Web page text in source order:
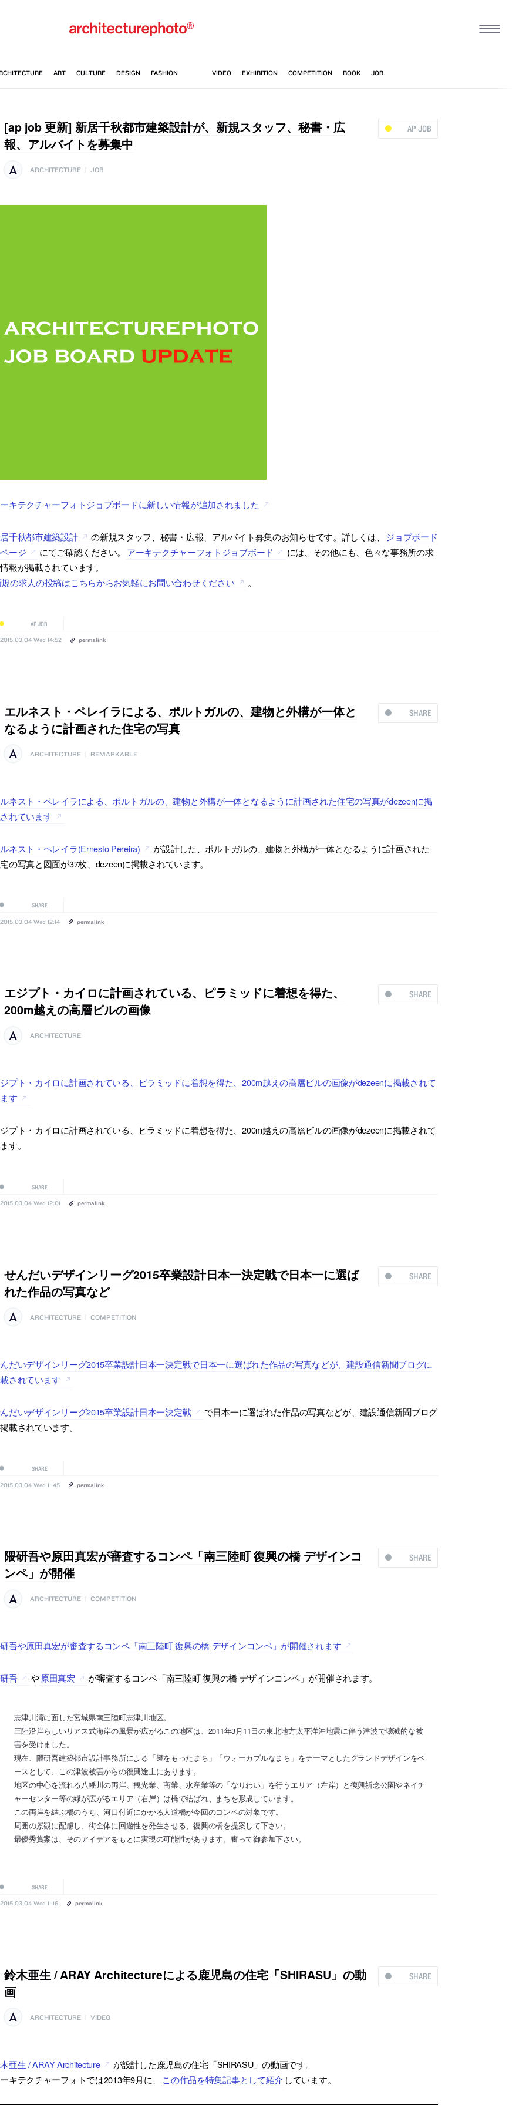
AP JOB
[ap job 更新] 新居千秋都市建築設計が、新規スタッフ、秘書・広
報、アルバイトを募集中
ARCHITECTURE | JOB
キテクチャーフォトジョブボードに新しい情報が追加されました
千秋都市建築設計 の新規スタッフ、秘書・広報、アルバイト募集のお知らせです。詳しくは、
ジョブボード
ージ
にてご確認ください。 アーキテクチャーフォトジョブボード
には、その他にも、色々な事務所の求
報が掲載されています。
の求人の投稿はこちらからお気軽にお問い合わせください
。
AP JOB
2015.03.04 Wed 14:52 permalink
SHARE
エルネスト・ペレイラによる、ポルトガルの、建物と外構が一体と
なるように計画された住宅の写真
ARCHITECTURE | REMARKABLE
ネスト・ペレイラによる、ポルトガルの、建物と外構が一体となるように計画された住宅の写真がdezeenに掲
れています
ネスト・ペレイラ(Ernesto Pereira)
が設計した、ポルトガルの、建物と外構が一体となるように計画された
の写真と図面が37枚、dezeenに掲載されています。
SHARE
2015.03.04 Wed 12:14 permalink
SHARE
エジプト・カイロに計画されている、ピラミッドに着想を得た、
200m越えの高層ビルの画像
ARCHITECTURE
プト・カイロに計画されている、ピラミッドに着想を得た、200m越えの高層ビルの画像がdezeenに掲載されて
す
プト・カイロに計画されている、ピラミッドに着想を得た、200m越えの高層ビルの画像がdezeenに掲載されて
す。
SHARE
2015.03.04 Wed 12:01 permalink
SHARE
せんだいデザインリーグ2015卒業設計日本一決定戦で日本一に選ば
れた作品の写真など
ARCHITECTURE | COMPETITION
だいデザインリーグ2015卒業設計日本一決定戦で日本一に選ばれた作品の写真などが、建設通信新聞ブログに
されています
だいデザインリーグ2015卒業設計日本一決定戦
で日本一に選ばれた作品の写真などが、建設通信新聞ブログ
載されています。
SHARE
2015.03.04 Wed 11:45 permalink
SHARE
隈研吾や原田真宏が審査するコンペ「南三陸町 復興の橋 デザインコ
ンペ」が開催
ARCHITECTURE COMPETITION
吾や原田真宏が審査するコンペ「南三陸町 復興の橋 デザインコンペ」が開催されます
吾 や原田真宏 が審査するコンペ「南三陸町 復興の橋 デザインコンペ」が開催されます。
志津川湾に面した宮城県南三陸町志津川地区。
三陸沿岸らしいリアス式海岸の風景が広がるこの地区は、2011年3月11日の東北地方太平洋沖地震に伴う津波で壊滅的な被
害を受けました。
現在、隈研吾建築都市設計事務所による「襞をもったまち」「ウォーカブルなまち」をテーマとしたグランドデザインをベ
ースとして、この津波被害からの復興途上にあります。
地区の中心を流れる八幡川の両岸、観光業、商業、水産業等の「なりわい」を行うエリア（左岸）と復興祈念公園やネイチ
ャーセンター等の緑が広がるエリア（右岸）は橋で結ばれ、まちを形成しています。
この両岸を結ぶ橋のうち、河口付近にかかる人道橋が今回のコンペの対象です。
周囲の景観に配慮し、街全体に回遊性を発生させる、復興の橋を提案して下さい。
最優秀賞案は、そのアイデアをもとに実現の可能性があります。奮って御参加下さい。
SHARE
2015.03.04 Wed 11:16 permalink
SHARE
鈴木亜生 / ARAY Architectureによる鹿児島の住宅「SHIRASU」の動
画
ARCHITECTURE | VIDEO
亜生 / ARAY Architecture
が設計した鹿児島の住宅「SHIRASU」の動画です。
キテクチャーフォトでは2013年9月に、
この作品を特集記事として紹介 しています。